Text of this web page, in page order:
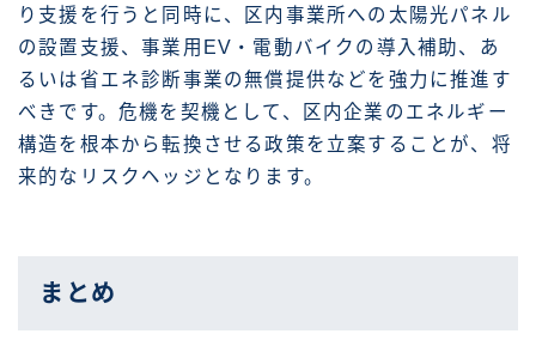
り支援を行うと同時に、区内事業所への太陽光パネル
の設置支援、事業用EV・電動バイクの導入補助、あ
るいは省エネ診断事業の無償提供などを強力に推進す
べきです。危機を契機として、区内企業のエネルギー
構造を根本から転換させる政策を立案することが、将
来的なリスクヘッジとなります。
まとめ